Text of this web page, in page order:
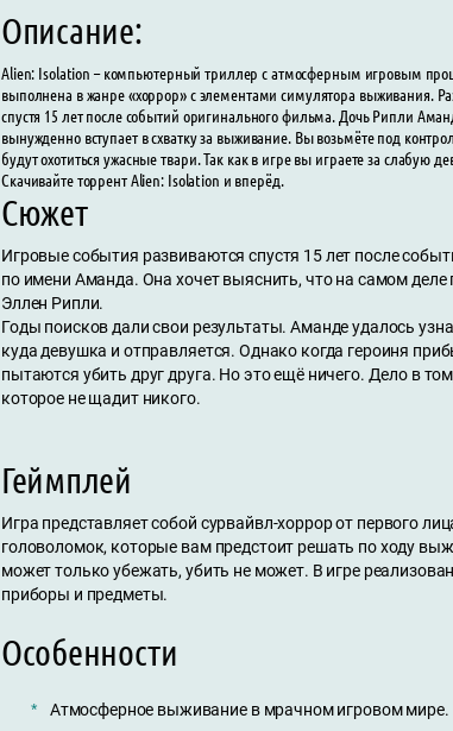
Описание:
Alien: Isolation – компьютерный триллер с атмосферным игровым
выполнена в жанре «хоррор» с элементами симулятора выживания.
спустя 15 лет после событий оригинального фильма. Дочь Рипли
вынужденно вступает в схватку за выживание. Вы возьмёте под
будут охотиться ужасные твари. Так как в игре вы играете за слабую
Скачивайте торрент Alien: Isolation и вперёд.
Сюжет
Игровые события развиваются спустя 15 лет после
по имени Аманда. Она хочет выяснить, что на самом
Эллен Рипли.
Годы поисков дали свои результаты. Аманде удалось
куда девушка и отправляется. Однако когда героиня
пытаются убить друг друга. Но это ещё ничего. Дело в
которое не щадит никого.
Геймплей
Игра представляет собой сурвайвл-хоррор от первого
головоломок, которые вам предстоит решать по ходу
может только убежать, убить не может. В игре
приборы и предметы.
Особенности
Атмосферное выживание в мрачном игровом мире.